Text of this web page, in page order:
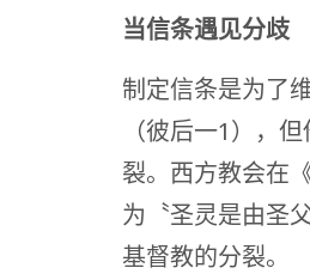
当信条遇见分歧
制定信条是为了
（彼后一1），
裂。西方教会在
为〝圣灵是由圣
基督教的分裂。